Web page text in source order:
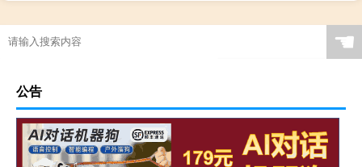
☚
公告